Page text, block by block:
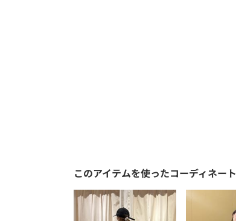
このアイテムを使ったコーディネート